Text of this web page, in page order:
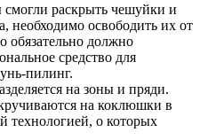
раскрыть чешуйки и
необходимо освободить их от
обязательно должно
средство для
пилинг.
на зоны и пряди.
на коклюшки в
технологией, о которых